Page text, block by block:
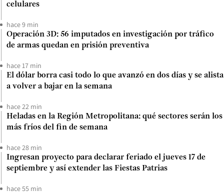
celulares
hace 9 min
Operación 3D: 56 imputados en investigación por tráfico
de armas quedan en prisión preventiva
hace 17 min
El dólar borra casi todo lo que avanzó en dos días y se alista
a volver a bajar en la semana
hace 22 min
Heladas en la Región Metropolitana: qué sectores serán los
más fríos del fin de semana
hace 28 min
Ingresan proyecto para declarar feriado el jueves 17 de
septiembre y así extender las Fiestas Patrias
hace 55 min